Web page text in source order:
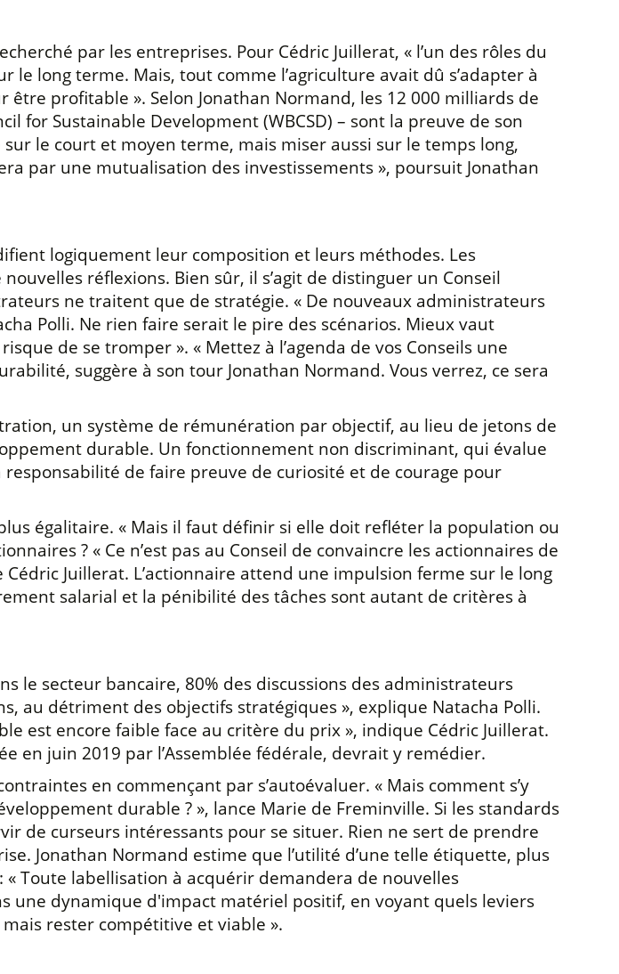
par les entreprises. Pour Cédric Juillerat, « l’un des rôles du
le long terme. Mais, tout comme l’agriculture avait dû s’adapter à
être profitable ». Selon Jonathan Normand, les 12 000 milliards de
for Sustainable Development (WBCSD) – sont la preuve de son
le court et moyen terme, mais miser aussi sur le temps long,
par une mutualisation des investissements », poursuit Jonathan
logiquement leur composition et leurs méthodes. Les
réflexions. Bien sûr, il s’agit de distinguer un Conseil
ne traitent que de stratégie. « De nouveaux administrateurs
Polli. Ne rien faire serait le pire des scénarios. Mieux vaut
de se tromper ». « Mettez à l’agenda de vos Conseils une
suggère à son tour Jonathan Normand. Vous verrez, ce sera
un système de rémunération par objectif, au lieu de jetons de
durable. Un fonctionnement non discriminant, qui évalue
de faire preuve de curiosité et de courage pour
égalitaire. « Mais il faut définir si elle doit refléter la population ou
? « Ce n’est pas au Conseil de convaincre les actionnaires de
Juillerat. L’actionnaire attend une impulsion ferme sur le long
salarial et la pénibilité des tâches sont autant de critères à
le secteur bancaire, 80% des discussions des administrateurs
au détriment des objectifs stratégiques », explique Natacha Polli.
est encore faible face au critère du prix », indique Cédric Juillerat.
en juin 2019 par l’Assemblée fédérale, devrait y remédier.
en commençant par s’autoévaluer. « Mais comment s’y
durable ? », lance Marie de Freminville. Si les standards
de curseurs intéressants pour se situer. Rien ne sert de prendre
Jonathan Normand estime que l’utilité d’une telle étiquette, plus
Toute labellisation à acquérir demandera de nouvelles
une dynamique d'impact matériel positif, en voyant quels leviers
rester compétitive et viable ».